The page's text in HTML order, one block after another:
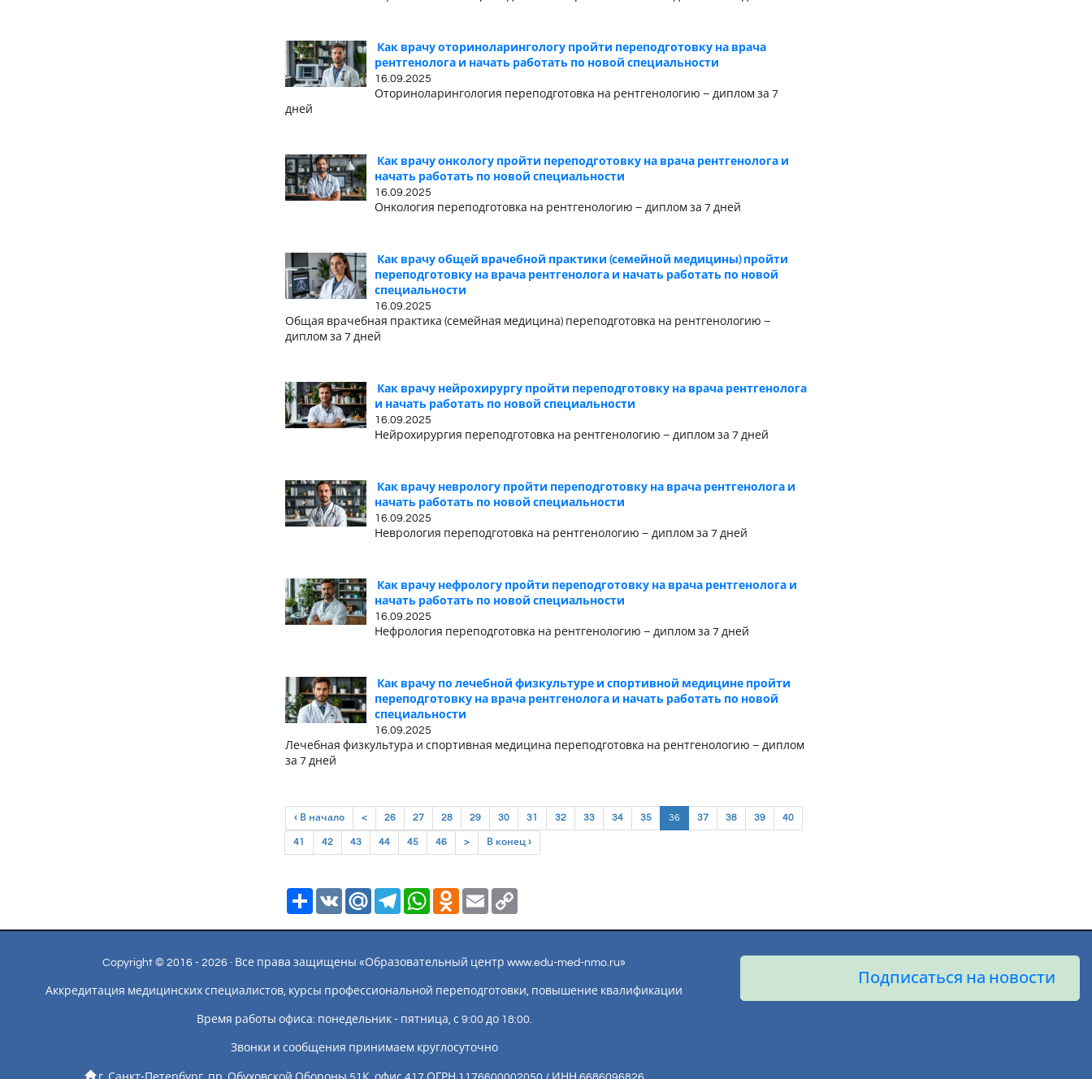
Как врачу оториноларингологу пройти переподготовку на врача
рентгенолога и начать работать по новой специальности
16.09.2025
Оториноларингология переподготовка на рентгенологию – диплом за 7
дней
Как врачу онкологу пройти переподготовку на врача рентгенолога и
начать работать по новой специальности
16.09.2025
Онкология переподготовка на рентгенологию – диплом за 7 дней
Как врачу общей врачебной практики (семейной медицины) пройти
переподготовку на врача рентгенолога и начать работать по новой
специальности
16.09.2025
Общая врачебная практика (семейная медицина) переподготовка на рентгенологию –
диплом за 7 дней
Как врачу нейрохирургу пройти переподготовку на врача рентгенолога
и начать работать по новой специальности
16.09.2025
Нейрохирургия переподготовка на рентгенологию – диплом за 7 дней
Как врачу неврологу пройти переподготовку на врача рентгенолога и
начать работать по новой специальности
16.09.2025
Неврология переподготовка на рентгенологию – диплом за 7 дней
Как врачу нефрологу пройти переподготовку на врача рентгенолога и
начать работать по новой специальности
16.09.2025
Нефрология переподготовка на рентгенологию – диплом за 7 дней
Как врачу по лечебной физкультуре и спортивной медицине пройти
переподготовку на врача рентгенолога и начать работать по новой
специальности
16.09.2025
Лечебная физкультура и спортивная медицина переподготовка на рентгенологию – диплом
за 7 дней
‹ В начало < 26 27 28 29 30 31 32 33 34 35 36(current)
37 38 39 40
41 42 43 44 45 46 > В конец ›
РесурсVK Mail.Ru TelegramWhatsAppOdnoklassniki
Email
Copyright © 2016 - 2026 · Все права защищены «Образовательный центр www.edu-med-nmo.ru»
Аккредитация медицинских специалистов, курсы профессиональной переподготовки, повышение квалификации
Время работы офиса: понедельник - пятница, с 9:00 до 18:00.
Звонки и сообщения принимаем круглосуточно
Подписаться на новости